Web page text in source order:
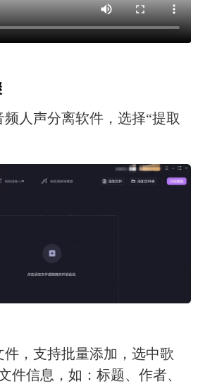
频人声分离软件，选择“提取
件，支持批量添加，选中歌
件信息，如：标题、作者、